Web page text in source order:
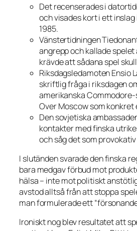
Det recenserades i
och visades kort i ett inslag
1985.
Vänstertidningen
angrepp och kallade
krävde att sådana spel
Riksdagsledamoten Ensio
skriftlig fråga i riksdagen
amerikanska Commodore-
Over Moscowsom konkret
Den sovjetiska
kontakter med finska
och såg det som
I slutänden svarade den finska
bara medgav förbud mot
hälsa – inte mot politiskt
avstod alltså från att stoppa
man formulerade ett
Ironiskt nog blev resultatet att